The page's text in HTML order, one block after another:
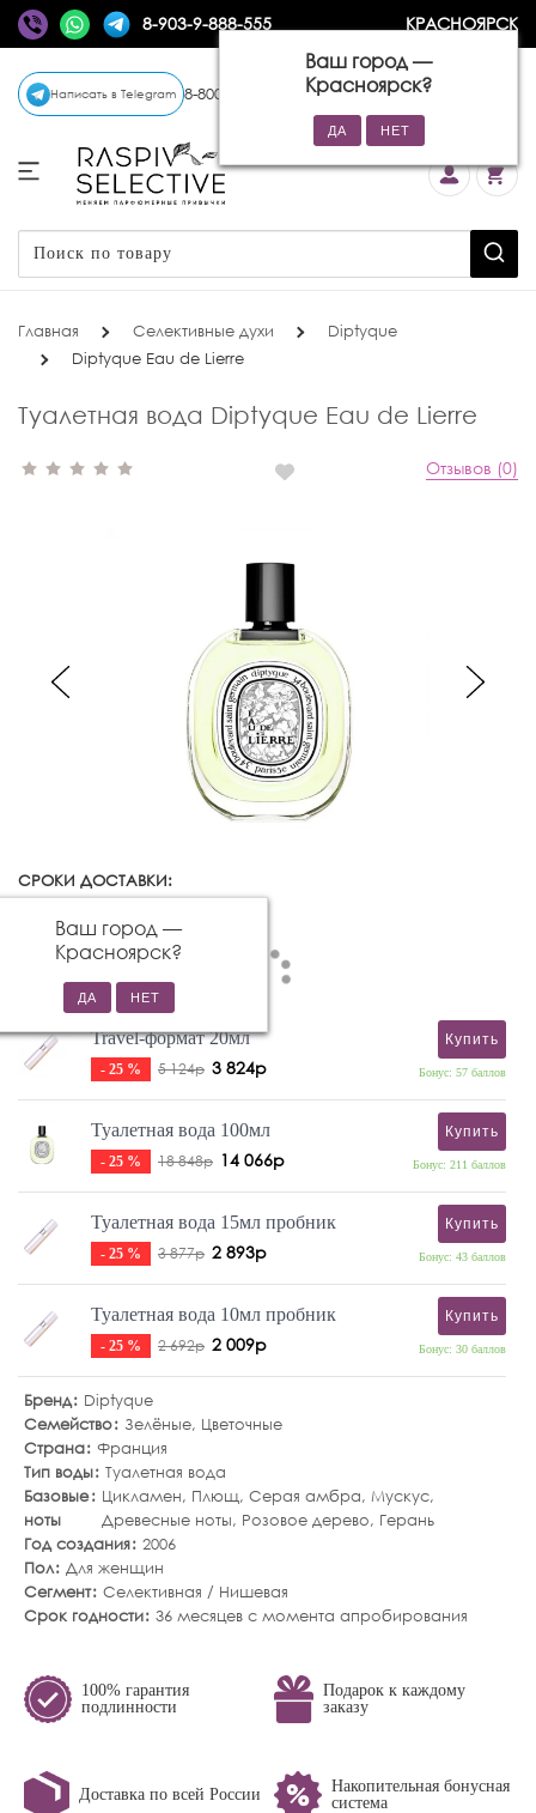
8-903-9-888-555 КРАСНОЯРСК
Ваш город —
Красноярск?
Написать в Telegram 8-800-770-72-34 (бесплатно)
Главная Селективные духи
Diptyque
Diptyque Eau de Lierre
Туалетная вода Diptyque Eau de Lierre
Отзывов (0)
СРОКИ ДОСТАВКИ:
Ваш город —
Красноярск?
Travel-формат 20мл
- 25 % 5 124р 3 824р
Купить
Бонус: 57 баллов
Туалетная вода 100мл
- 25 % 18 848р 14 066р
Купить
Бонус: 211 баллов
Туалетная вода 15мл пробник
- 25 % 3 877р 2 893р
Купить
Бонус: 43 баллов
Туалетная вода 10мл пробник
- 25 % 2 692р 2 009р
Купить
Бонус: 30 баллов
Бренд
Diptyque
Семейство
Зелёные, Цветочные
Страна Франция
Тип воды Туалетная вода
Базовые
ноты
Цикламен, Плющ, Серая амбра, Мускус,
Древесные ноты, Розовое дерево, Герань
Год создания 2006
Пол Для женщин
Сегмент Селективная / Нишевая
Срок годности 36 месяцев с момента апробирования
100% гарантия
подлинности
Подарок к каждому
заказу
Доставка по всей России
Накопительная бонусная
система